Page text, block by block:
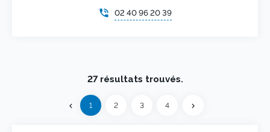
phone_in_talk 02 40 96 20 39
27 résultats trouvés.
chevron_left Précédent
1 2 3 4 chevron_rightSuivant